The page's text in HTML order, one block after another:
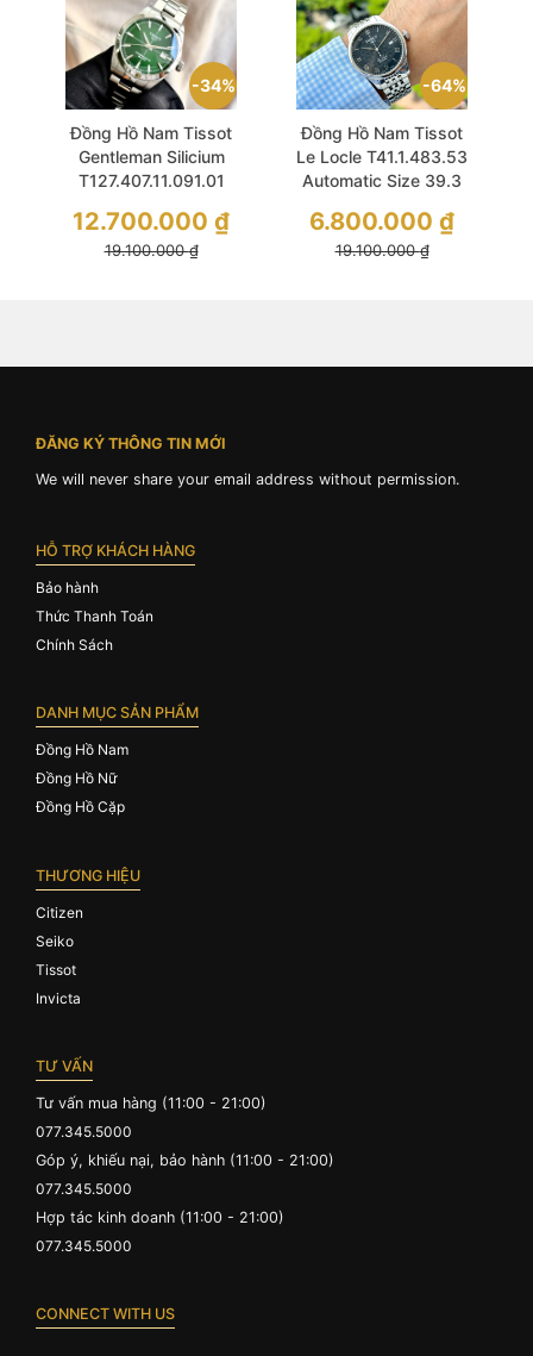
34%
Đồng Hồ Nam Tissot
Gentleman Silicium
T127.407.11.091.01
40 Green Like New
19.100.000₫
12.700.000 ₫
64%
Đồng Hồ Nam Tissot
Le Locle T41.1.483.53
Automatic Size 39.3
New
19.100.000₫
6.800.000 ₫
ĐĂNG KÝ THÔNG TIN MỚI
We will never share your email address without permission.
HỖ TRỢ KHÁCH HÀNG
Bảo hành
Thức Thanh Toán
Chính Sách
DANH MỤC SẢN PHẨM
Đồng Hồ Nam
Đồng Hồ Nữ
Đồng Hồ Cặp
THƯƠNG HIỆU
Citizen
Seiko
Tissot
Invicta
TƯ VẤN
Tư vấn mua hàng (11:00 - 21:00)
077.345.5000
Góp ý, khiếu nại, bảo hành (11:00 - 21:00)
077.345.5000
Hợp tác kinh doanh (11:00 - 21:00)
077.345.5000
CONNECT WITH US